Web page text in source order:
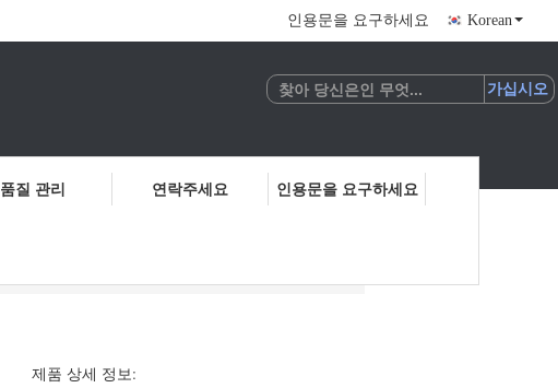
인용문을 요구하세요 Korean
품질 관리 연락주세요 인용문을 요구하세요
제품 상세 정보: